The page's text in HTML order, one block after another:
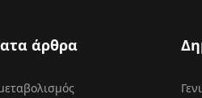
άρθρα